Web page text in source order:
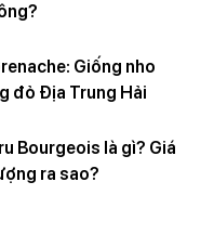
Giống nho
đỏ Địa Trung Hải
Bourgeois là gì? Giá
ra sao?